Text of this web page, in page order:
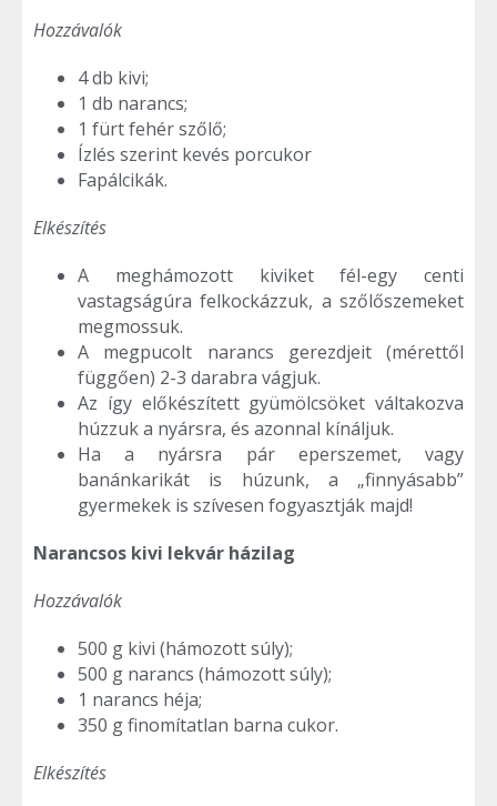
Hozzávalók
4 db kivi;
1 db narancs;
1 fürt fehér szőlő;
Ízlés szerint kevés porcukor
Fapálcikák.
Elkészítés
A meghámozott kiviket fél-egy centi
vastagságúra felkockázzuk, a szőlőszemeket
megmossuk.
A megpucolt narancs gerezdjeit (mérettől
függően) 2-3 darabra vágjuk.
Az így előkészített gyümölcsöket váltakozva
húzzuk a nyársra, és azonnal kínáljuk.
Ha a nyársra pár eperszemet, vagy
banánkarikát is húzunk, a „finnyásabb”
gyermekek is szívesen fogyasztják majd!
Narancsos kivi lekvár házilag
Hozzávalók
500 g kivi (hámozott súly);
500 g narancs (hámozott súly);
1 narancs héja;
350 g finomítatlan barna cukor.
Elkészítés